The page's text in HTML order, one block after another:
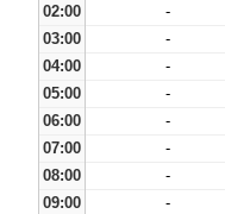
02:00
-
03:00
-
04:00
-
05:00
-
06:00
-
07:00
-
08:00
-
09:00
-